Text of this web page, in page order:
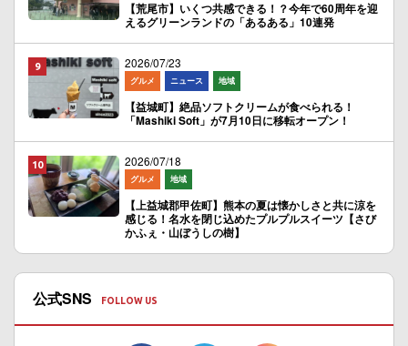
【荒尾市】いくつ共感できる！？今年で60周年を迎
えるグリーンランドの「あるある」10連発
2026/07/23
グルメ ニュース 地域
【益城町】絶品ソフトクリームが食べられる！
「Mashiki Soft」が7月10日に移転オープン！
2026/07/18
グルメ 地域
【上益城郡甲佐町】熊本の夏は懐かしさと共に涼を
感じる！名水を閉じ込めたプルプルスイーツ【さび
かふぇ・山ぼうしの樹】
公式SNS